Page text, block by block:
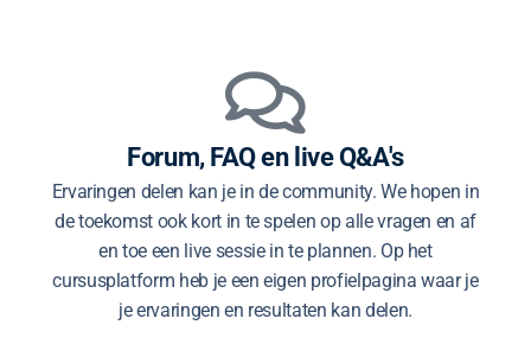
Forum, FAQ en live Q&A's
Ervaringen delen kan je in de community. We hopen in
de toekomst ook kort in te spelen op alle vragen en af
en toe een live sessie in te plannen. Op het
cursusplatform heb je een eigen profielpagina waar je
je ervaringen en resultaten kan delen.